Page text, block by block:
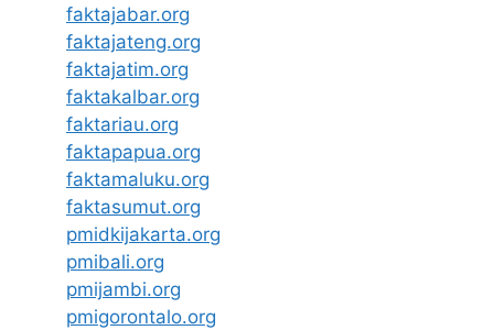
faktajabar.org
faktajateng.org
faktajatim.org
faktakalbar.org
faktariau.org
faktapapua.org
faktamaluku.org
faktasumut.org
pmidkijakarta.org
pmibali.org
pmijambi.org
pmigorontalo.org